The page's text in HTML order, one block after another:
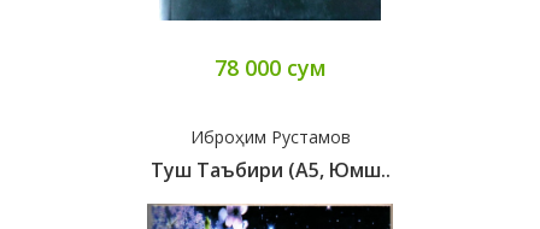
78 000 сум
Иброҳим Рустамов
Туш Таъбири (А5, Юмш..